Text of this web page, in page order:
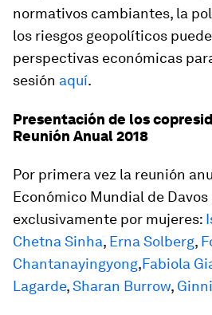
normativos cambiantes, la
los riesgos geopolíticos
perspectivas económicas
sesión aquí.
Presentación de los
Reunión Anual 2018
Por primera vez la reunión
Económico Mundial de
exclusivamente por mujeres:
Chetna Sinha, Erna Solberg,
Chantanayingyong,Fabiola
Lagarde,Sharan Burrow,